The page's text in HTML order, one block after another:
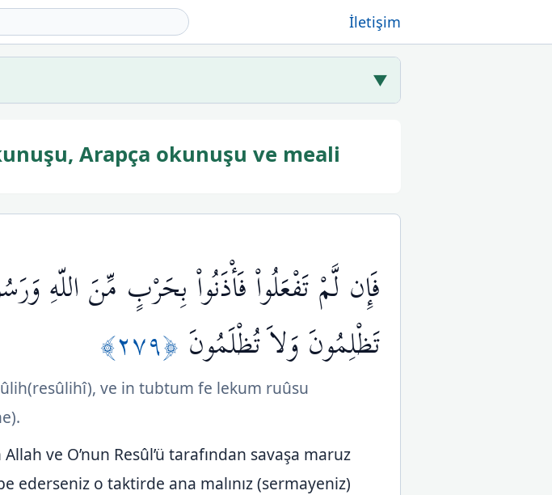
İletişim
▼
Arapça okunuşu ve meali
فَإِن لَّمْ تَفْعَلُواْ فَأْذَنُواْ بِحَرْبٍ مِّنَ اللّهِ
تَظْلِمُونَ وَلاَ تُظْلَمُونَ ﴿٢٧٩﴾
ve in tubtum fe lekum ruûsu
ve O’nun Resûl’ü tarafından savaşa maruz
ederseniz o taktirde ana malınız (sermayeniz)